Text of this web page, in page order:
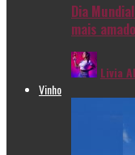
Dia
mais
Livia
Vinho